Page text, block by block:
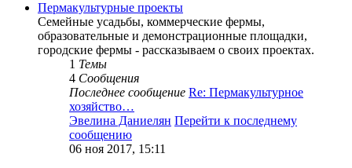
Пермакультурные проекты
Семейные усадьбы, коммерческие фермы,
образовательные и демонстрационные площадки,
городские фермы - рассказываем о своих проектах.
1 Темы
4 Сообщения
Последнее сообщение Re: Пермакультурное
хозяйство…
Эвелина Даниелян Перейти к последнему
сообщению
06 ноя 2017, 15:11